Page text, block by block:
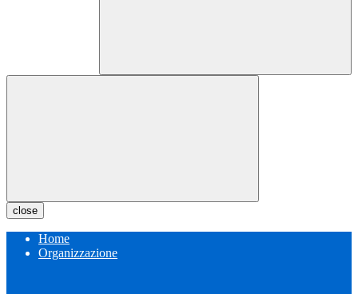
close
Home
Organizzazione